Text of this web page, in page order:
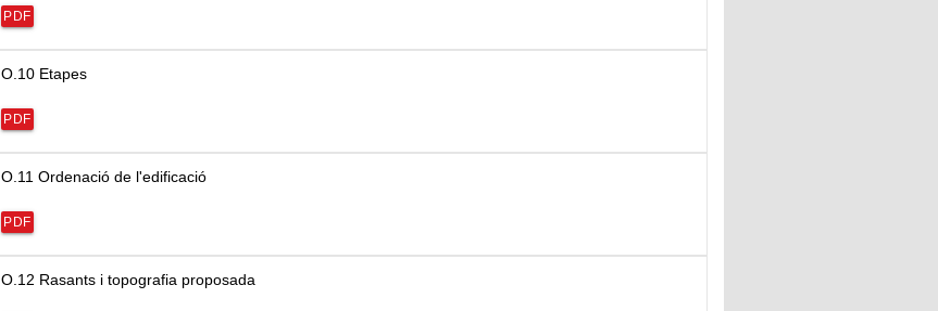
PDF
O.10 Etapes
PDF
O.11 Ordenació de l'edificació
PDF
O.12 Rasants i topografia proposada